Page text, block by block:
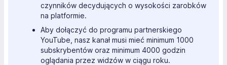
czynników decydujących o wysokości zarobków
na platformie.
Aby dołączyć do programu partnerskiego
YouTube, nasz kanał musi mieć minimum 1000
subskrybentów oraz minimum 4000 godzin
oglądania przez widzów w ciągu roku.